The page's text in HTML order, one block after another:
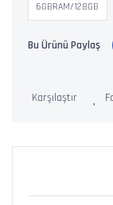
6GBRAM/128GB
Bu Ürünü Paylaş
Karşılaştır